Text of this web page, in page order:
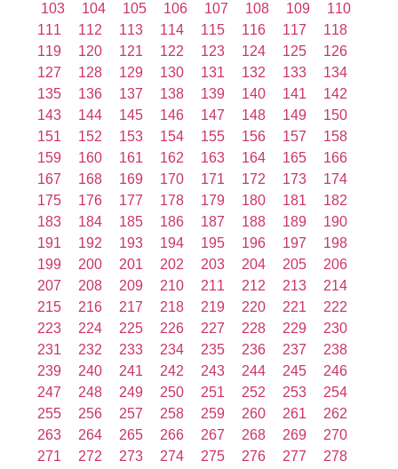
103
104 105 106 107 108 109
110
111
112 113 114 115 116 117
118
119
120 121 122 123 124 125
126
127
128 129 130 131 132 133
134
135
136 137 138 139 140 141
142
143
144 145 146 147 148 149
150
151
152 153 154 155 156 157
158
159
160 161 162 163 164 165
166
167
168 169 170 171 172 173
174
175
176 177 178 179 180 181
182
183
184 185 186 187 188 189
190
191
192 193 194 195 196 197
198
199
200 201 202 203 204 205
206
207
208 209 210 211 212 213
214
215
216 217 218 219 220 221
222
223
224 225 226 227 228 229
230
231
232 233 234 235 236 237
238
239
240 241 242 243 244 245
246
247
248 249 250 251 252 253
254
255
256 257 258 259 260 261
262
263
264 265 266 267 268 269
270
271
272 273 274 275 276 277
278